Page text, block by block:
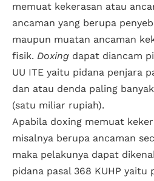
memuat kekerasan atau
ancaman yang berupa
maupun muatan ancaman
fisik. Doxing dapat diancam
UU ITE yaitu pidana penjara
dan atau denda paling
(satu miliar rupiah).
Apabila doxing memuat
misalnya berupa ancaman
maka pelakunya dapat
pidana pasal 368 KUHP yaitu